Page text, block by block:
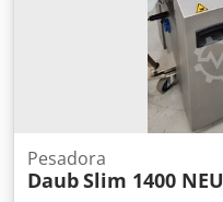
mm - Peso neto: 75 kg
Pesadora
DaubSlim 1400 NEU